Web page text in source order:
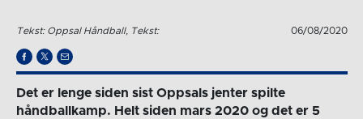
Tekst: Oppsal Håndball, Tekst: 06/08/2020
Det er lenge siden sist Oppsals jenter spilte
håndballkamp. Helt siden mars 2020 og det er 5